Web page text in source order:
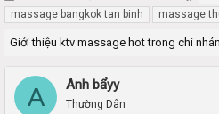
h
r
e
s
t
t
a
r
a
t
massage bangkok tan binh
massage
Giới thiệu ktv massage hot trong chi
A Anh bẩyy
Thường Dân